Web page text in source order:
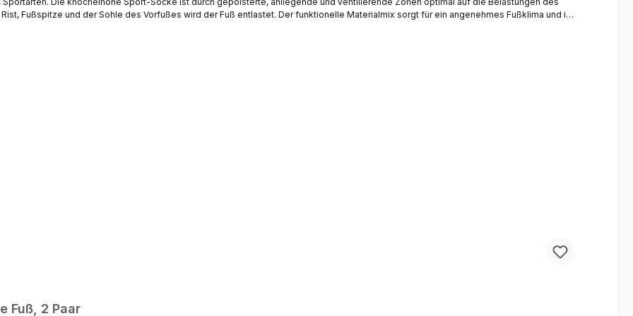
Fußspitze und der Sohle des Vorfußes wird der Fuß entlastet. Der funktionelle Materialmix sorgt für ein angenehmes Fußklima und ist
Fuß, 2 Paar